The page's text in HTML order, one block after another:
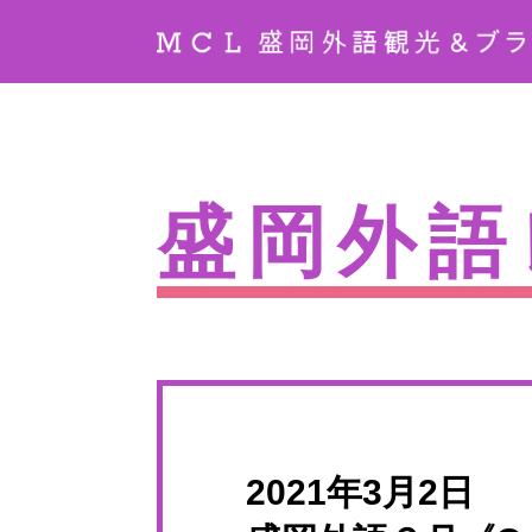
盛岡外
2021年3月2日